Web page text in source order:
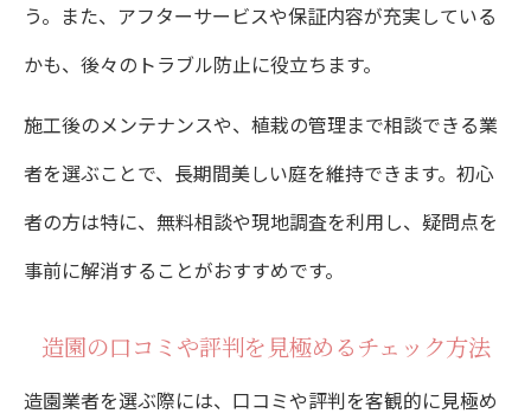
庭リフォームで押さえるべき見積もり比較法
説
外構工事おすすめ業者の見積もり比較術
庭リフォーム施工例を参考に見積もり選定
おしゃれな造園デザインを叶える業者の特徴
う。また、アフターサービスや保証内容が充実している
かも、後々のトラブル防止に役立ちます。
施工後のメンテナンスや、植栽の管理まで相談できる業
者を選ぶことで、長期間美しい庭を維持できます。初心
者の方は特に、無料相談や現地調査を利用し、疑問点を
事前に解消することがおすすめです。
造園の口コミや評判を見極めるチェック方法
造園業者を選ぶ際には、口コミや評判を客観的に見極め